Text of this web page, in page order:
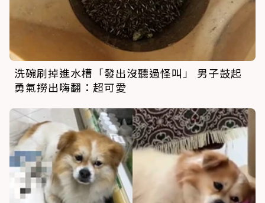
洗碗刷掉進水槽「發出沒聽過怪叫」 男子鼓起
勇氣撈出嗨翻：超可愛